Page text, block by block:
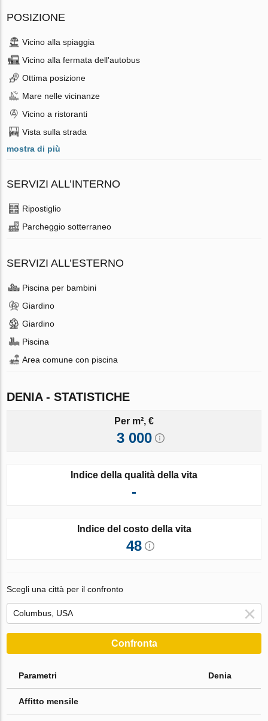
POSIZIONE
Vicino alla spiaggia
Vicino alla fermata dell'autobus
Ottima posizione
Mare nelle vicinanze
Vicino a ristoranti
Vista sulla strada
mostra di più
SERVIZI ALL’INTERNO
Ripostiglio
Parcheggio sotterraneo
SERVIZI ALL’ESTERNO
Piscina per bambini
Giardino
Giardino
Piscina
Area comune con piscina
DENIA - STATISTICHE
Per m², €
3 000
Indice della qualità della vita
-
Indice del costo della vita
48
Scegli una città per il confronto
Confronta
Parametri Denia
Affitto mensile